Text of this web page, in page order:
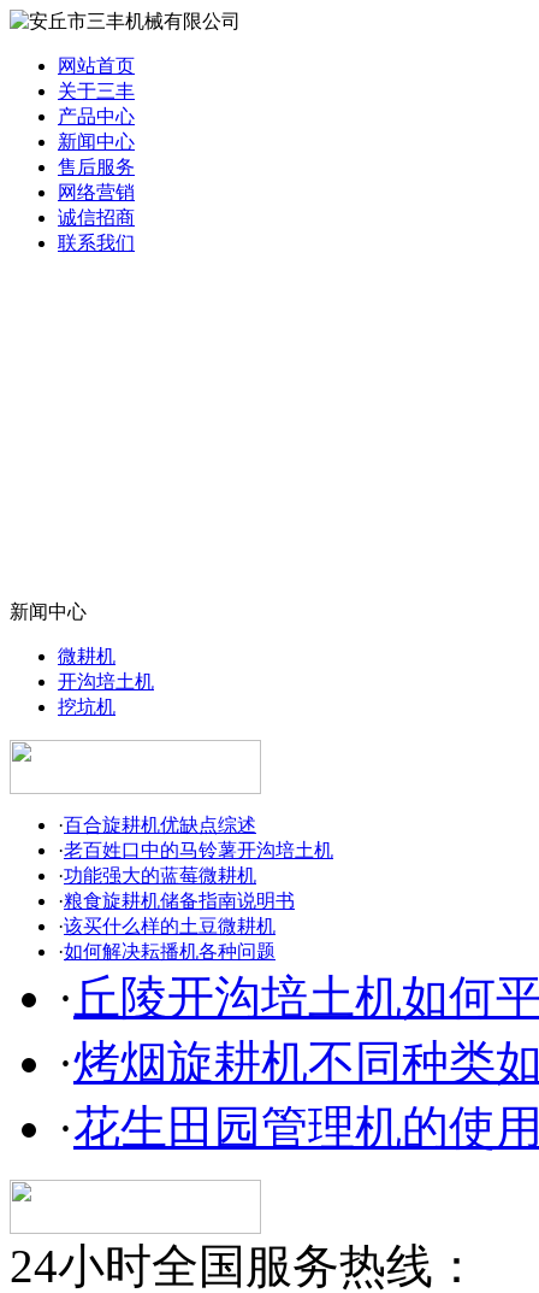
网站首页
关于三丰
产品中心
新闻中心
售后服务
网络营销
诚信招商
联系我们
新闻中心
微耕机
开沟培土机
挖坑机
·百合旋耕机优缺点综述
·老百姓口中的马铃薯开沟培土机
·功能强大的蓝莓微耕机
·粮食旋耕机储备指南说明书
·该买什么样的土豆微耕机
·如何解决耘播机各种问题
· 丘陵开沟培土机如何
·烤烟旋耕机不同种类
·花生田园管理机的使
24小时全国服务热线：